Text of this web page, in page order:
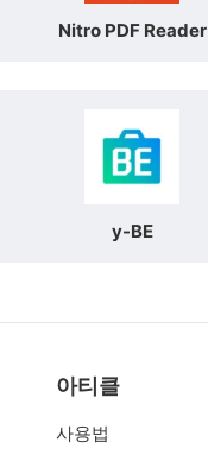
Nitro PDF Reader
y-BE
아티클
사용법